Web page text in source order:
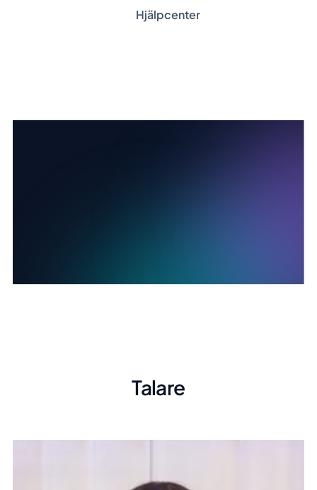
Hjälpcenter
Talare